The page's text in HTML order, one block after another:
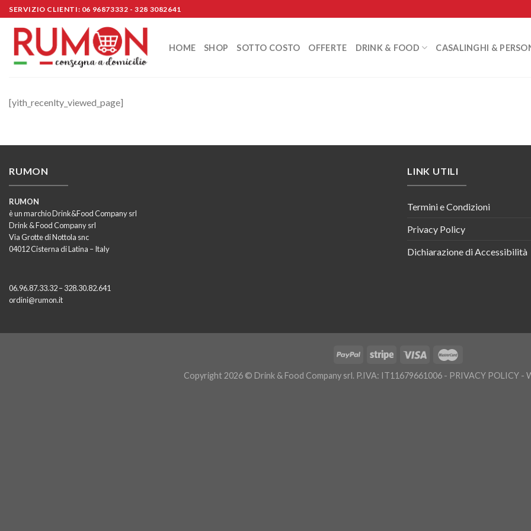
Skip
to
content
SERVIZIO CLIENTI: 06 96873332 - 328 3082641
HOME SHOP SOTTO COSTO OFFERTE DRINK & FOOD CASALINGHI &
[yith_recenlty_viewed_page]
RUMON
RUMON
è un marchio Drink&Food Company srl
Drink & Food Company srl
Via Grotte di Nottola snc
04012 Cisterna di Latina – Italy
06.96.87.33.32 – 328.30.82.641
ordini@rumon.it
LINK UTILI
Termini e Condizioni
Privacy Policy
Dichiarazione di Accessibilità
Copyright 2026 © Drink & Food Company srl. P.IVA: IT11679661006 - PRIVACY POLICY-